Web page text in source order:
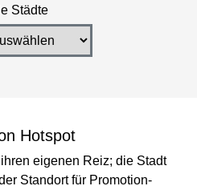
Städte
Hotspot
eigenen Reiz; die Stadt
Standort für Promotion-